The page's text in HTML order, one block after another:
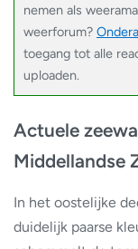
nemen als
weerforum?
toegang tot alle
uploaden.
Actuele
Middellandse
In het oostelijke
duidelijk paarse